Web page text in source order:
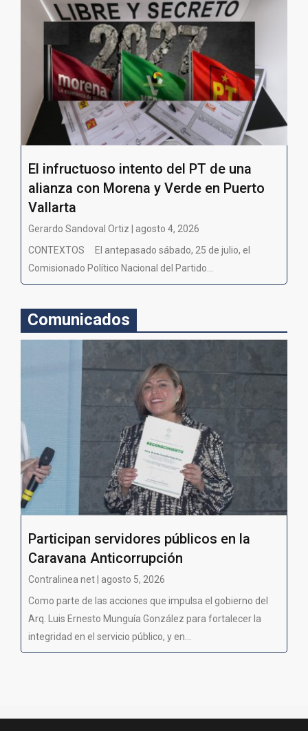
El infructuoso intento del PT de una
alianza con Morena y Verde en Puerto
Vallarta
Gerardo Sandoval Ortiz | agosto 4, 2026
CONTEXTOS El antepasado sábado, 25 de julio, el
Comisionado Político Nacional del Partido...
Comunicados
Participan servidores públicos en la
Caravana Anticorrupción
Contralinea net | agosto 5, 2026
Como parte de las acciones que impulsa el gobierno del
Arq. Luis Ernesto Munguía González para fortalecer la
integridad en el servicio público, y en...